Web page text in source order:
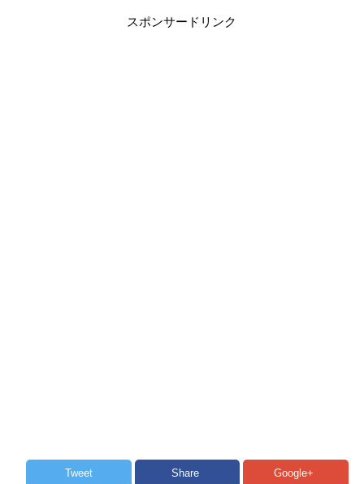
スポンサードリンク
Tweet Share Google+